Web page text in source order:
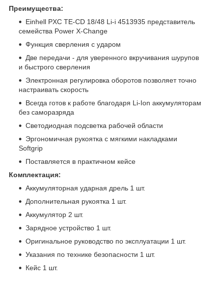
Преимущества:
Einhell PXC TE-CD 18/48 Li-i 4513935 представитель
семейства Power X-Change
Функция сверления с ударом
Две передачи - для уверенного вкручивания шурупов
и быстрого сверления
Электронная регулировка оборотов позволяет точно
настраивать скорость
Всегда готов к работе благодаря Li-Ion аккумуляторам
без саморазряда
Светодиодная подсветка рабочей области
Эргономичная рукоятка с мягкими накладками
Softgrip
Поставляется в практичном кейсе
Комплектация:
Аккумуляторная ударная дрель 1 шт.
Дополнительная рукоятка 1 шт.
Аккумулятор 2 шт.
Зарядное устройство 1 шт.
Оригинальное руководство по эксплуатации 1 шт.
Указания по технике безопасности 1 шт.
Кейс 1 шт.